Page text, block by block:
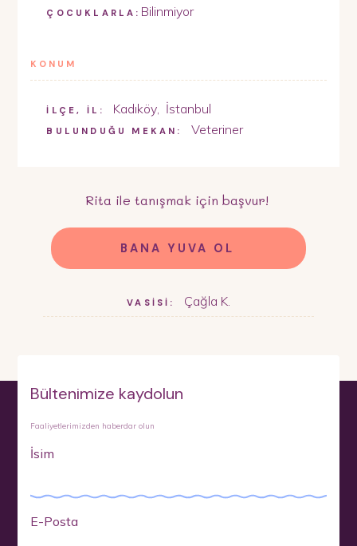
ÇOCUKLARLA: Bilinmiyor
KONUM
İLÇE, İL: Kadıköy, İstanbul
BULUNDUĞU MEKAN: Veteriner
Rita ile tanışmak için başvur!
BANA YUVA OL
VASİSİ: Çağla K.
Bültenimize kaydolun
Faaliyetlerimizden haberdar olun
İsim
E-Posta